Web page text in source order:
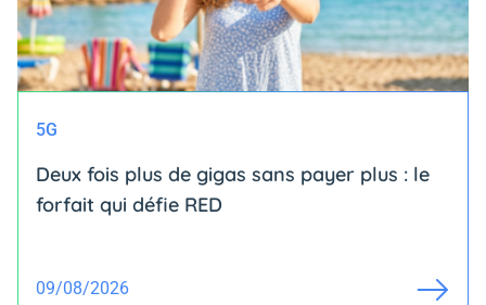
5G
Deux fois plus de gigas sans payer plus : le
forfait qui défie RED
09/08/2026